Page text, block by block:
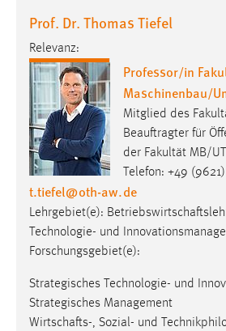
Prof. Dr. Thomas Tiefel
Relevanz:
Professor/in
Maschinenbau/
Mitglied des
Beauftragter für
der Fakultät MB/UT
Telefon: +49
t.tiefel@oth-aw.de
Lehrgebiet(e):
Technologie- und
Forschungsgebiet(e):
Strategisches Technologie- und
Strategisches Management
Wirtschafts-, Sozial- und